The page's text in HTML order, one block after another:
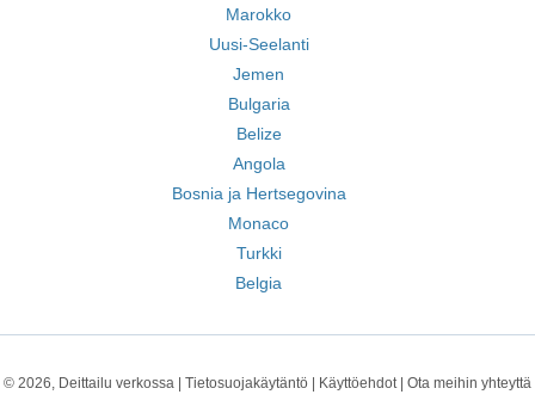
Marokko
Uusi-Seelanti
Jemen
Bulgaria
Belize
Angola
Bosnia ja Hertsegovina
Monaco
Turkki
Belgia
© 2026, Deittailu verkossa | Tietosuojakäytäntö Käyttöehdot| Ota meihin yhteyttä